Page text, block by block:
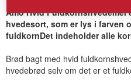
Amo Hvid Fuldkornshvedemel
hvedesort, som er lys i farven
fuldkornDet indeholder alle
Brød bagt med hvid
hvedebrød selv om det er et